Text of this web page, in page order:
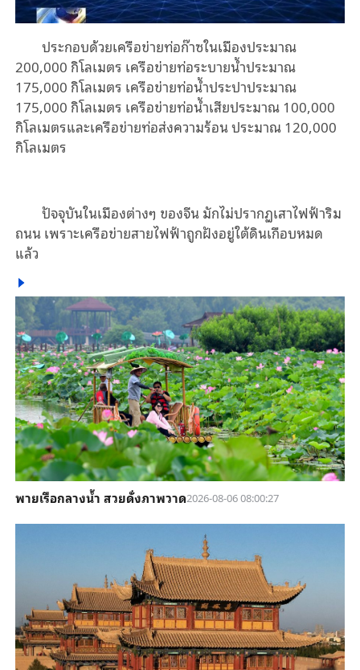
ประกอบด้วยเครือข่ายท่อก๊าซในเมืองประมาณ
200,000 กิโลเมตร เครือข่ายท่อระบายน้ำประมาณ
175,000 กิโลเมตร เครือข่ายท่อน้ำประปาประมาณ
175,000 กิโลเมตร เครือข่ายท่อน้ำเสียประมาณ 100,000
กิโลเมตรและเครือข่ายท่อส่งความร้อน ประมาณ 120,000
กิโลเมตร
ปัจจุบันในเมืองต่างๆ ของจีน มักไม่ปรากฏเสาไฟฟ้าริม
ถนน เพราะเครือข่ายสายไฟฟ้าถูกฝังอยู่ใต้ดินเกือบหมด
แล้ว
พายเรือกลางน้ำ สวยดั่งภาพวาด2026-08-06 08:00:27